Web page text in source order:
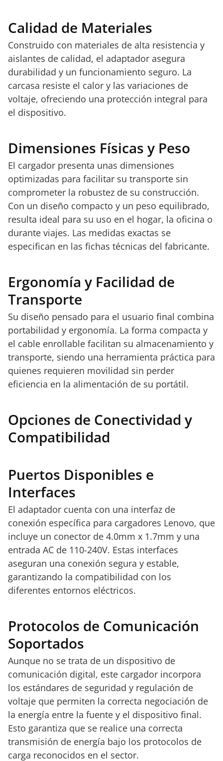
Calidad de Materiales
Construido con materiales de alta resistencia y
aislantes de calidad, el adaptador asegura
durabilidad y un funcionamiento seguro. La
carcasa resiste el calor y las variaciones de
voltaje, ofreciendo una protección integral para
el dispositivo.
Dimensiones Físicas y Peso
El cargador presenta unas dimensiones
optimizadas para facilitar su transporte sin
comprometer la robustez de su construcción.
Con un diseño compacto y un peso equilibrado,
resulta ideal para su uso en el hogar, la oficina o
durante viajes. Las medidas exactas se
especifican en las fichas técnicas del fabricante.
Ergonomía y Facilidad de
Transporte
Su diseño pensado para el usuario final combina
portabilidad y ergonomía. La forma compacta y
el cable enrollable facilitan su almacenamiento y
transporte, siendo una herramienta práctica para
quienes requieren movilidad sin perder
eficiencia en la alimentación de su portátil.
Opciones de Conectividad y
Compatibilidad
Puertos Disponibles e
Interfaces
El adaptador cuenta con una interfaz de
conexión específica para cargadores Lenovo, que
incluye un conector de 4.0mm x 1.7mm y una
entrada AC de 110-240V. Estas interfaces
aseguran una conexión segura y estable,
garantizando la compatibilidad con los
diferentes entornos eléctricos.
Protocolos de Comunicación
Soportados
Aunque no se trata de un dispositivo de
comunicación digital, este cargador incorpora
los estándares de seguridad y regulación de
voltaje que permiten la correcta negociación de
la energía entre la fuente y el dispositivo final.
Esto garantiza que se realice una correcta
transmisión de energía bajo los protocolos de
carga reconocidos en el sector.